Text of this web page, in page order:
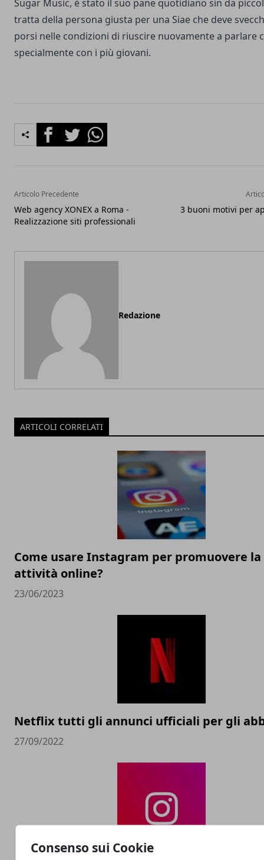
Consenso sui Cookie
Sugar Music, è stato il suo pane quotidiano sin da
tratta della persona giusta per una Siae che deve
porsi nelle condizioni di riuscire nuovamente a parlare
specialmente con i più giovani.
FacebookTwitterWhatsapp
Articolo Precedente
Web agency XONEX a Roma -
Realizzazione siti professionali
3 buoni motivi per
Redazione
ARTICOLI CORRELATI
Come usare Instagram per promuovere
attività online?
23/06/2023
Netflix tutti gli annunci ufficiali per gli
27/09/2022